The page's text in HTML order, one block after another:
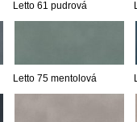
Letto 61 pudrová
Letto 75 mentolová